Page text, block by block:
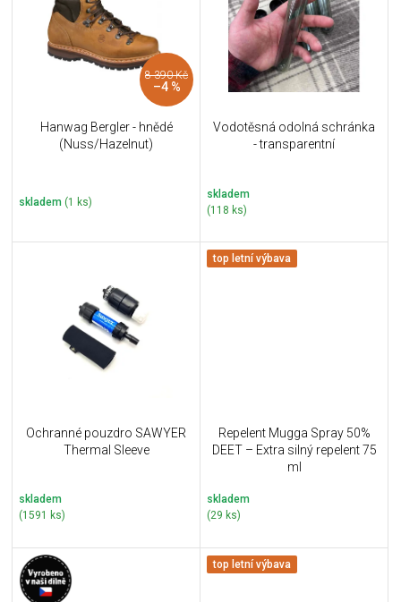
8 390 Kč
–4 %
Hanwag Bergler - hnědé
(Nuss/Hazelnut)
skladem (1 ks)
Vodotěsná odolná schránka
- transparentní
skladem
(118 ks)
Ochranné pouzdro SAWYER
Thermal Sleeve
skladem
(1591 ks)
top letní výbava
Repelent Mugga Spray 50%
DEET – Extra silný repelent 75
ml
skladem
(29 ks)
top letní výbava